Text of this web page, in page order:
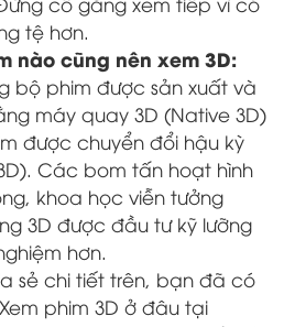
tệ hơn.
nào cũng nên xem 3D:
bộ phim được sản xuất và
máy quay 3D (Native 3D)
được chuyển đổi hậu kỳ
Các bom tấn hoạt hình
khoa học viễn tưởng
3D được đầu tư kỹ lưỡng
hơn.
sẻ chi tiết trên, bạn đã có
phim 3D ở đâu tại